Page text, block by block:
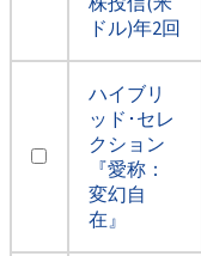
ドル)年2回
ハイブリ
ッド･セレ
クション
『愛称：
変幻自
在』